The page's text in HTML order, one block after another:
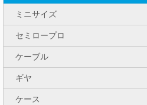
ミニサイズ
セミロープロ
ケーブル
ギヤ
ケース